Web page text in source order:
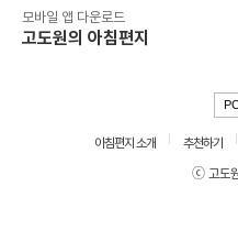
모바일 앱 다운로드
고도원의 아침편지
아침편지 소개 추천하기
ⓒ 고도